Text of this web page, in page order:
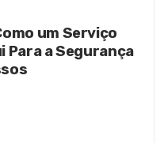
um Serviço
Para a Segurança